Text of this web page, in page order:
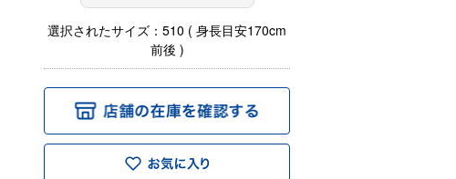
選択されたサイズ：510 ( 身長目安170cm
前後 )